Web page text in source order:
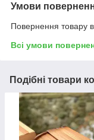
Умови
Повернення товару
Всі умови
Подібні товари